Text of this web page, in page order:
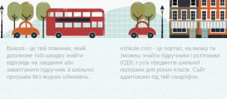
Вшколі - це твій помічник, який
допоможе тобі швидко знайти
відповідь на завдання або
завантажити підручник зі шкільної
програми без жодних обмежень.
vshkole.com - це портал, на якому ти
зможеш знайти підручники і роз'язники
(ГДЗ) з усіх предметів шкільної
програми для різних класів. Сайт
адаптовано під твій смартфон.